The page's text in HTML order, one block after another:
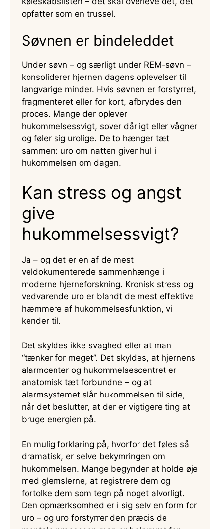
opfatter som en trussel.
Søvnen er bindeleddet
Under søvn – og særligt under REM-søvn –
konsoliderer hjernen dagens oplevelser til
langvarige minder. Hvis søvnen er forstyrret,
fragmenteret eller for kort, afbrydes den
proces. Mange der oplever
hukommelsessvigt, sover dårligt eller vågner
og føler sig urolige. De to hænger tæt
sammen: uro om natten giver hul i
hukommelsen om dagen.
Kan stress og angst
give
hukommelsessvigt?
Ja – og det er en af de mest
veldokumenterede sammenhænge i
moderne hjerneforskning. Kronisk stress og
vedvarende uro er blandt de mest effektive
hæmmere af hukommelsesfunktion, vi
kender til.
Det skyldes ikke svaghed eller at man
“tænker for meget”. Det skyldes, at hjernens
alarmcenter og hukommelsescentret er
anatomisk tæt forbundne – og at
alarmsystemet slår hukommelsen til side,
når det beslutter, at der er vigtigere ting at
bruge energien på.
En mulig forklaring på, hvorfor det føles så
dramatisk, er selve bekymringen om
hukommelsen. Mange begynder at holde øje
med glemslerne, at registrere dem og
fortolke dem som tegn på noget alvorligt.
Den opmærksomhed er i sig selv en form for
uro – og uro forstyrrer den præcis de